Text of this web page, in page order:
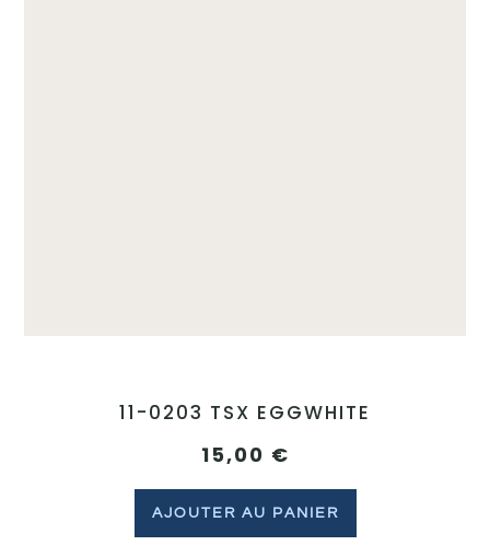
11-0203 TSX EGGWHITE
15,00 €
AJOUTER AU PANIER